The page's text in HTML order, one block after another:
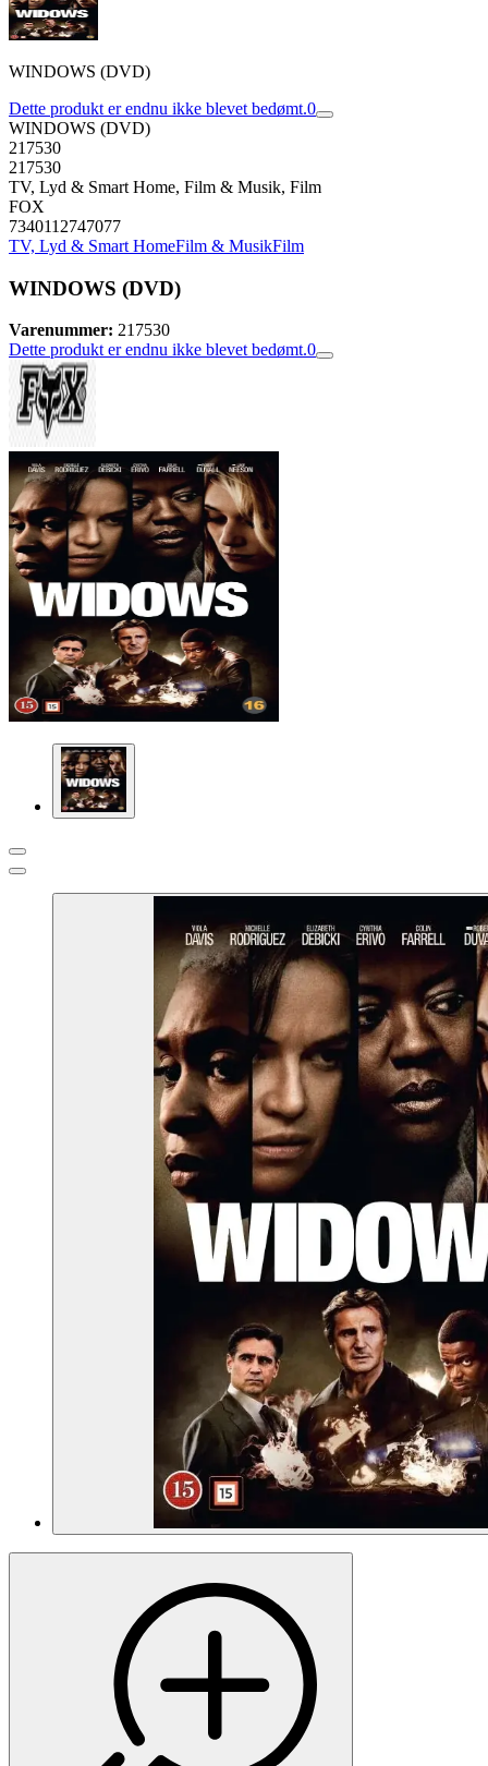
WINDOWS (DVD)
Dette produkt er endnu ikke blevet bedømt.0
WINDOWS (DVD)
217530
217530
TV, Lyd & Smart Home, Film & Musik, Film
FOX
7340112747077
TV, Lyd & Smart HomeFilm & MusikFilm
WINDOWS (DVD)
Varenummer: 217530
Dette produkt er endnu ikke blevet bedømt.0